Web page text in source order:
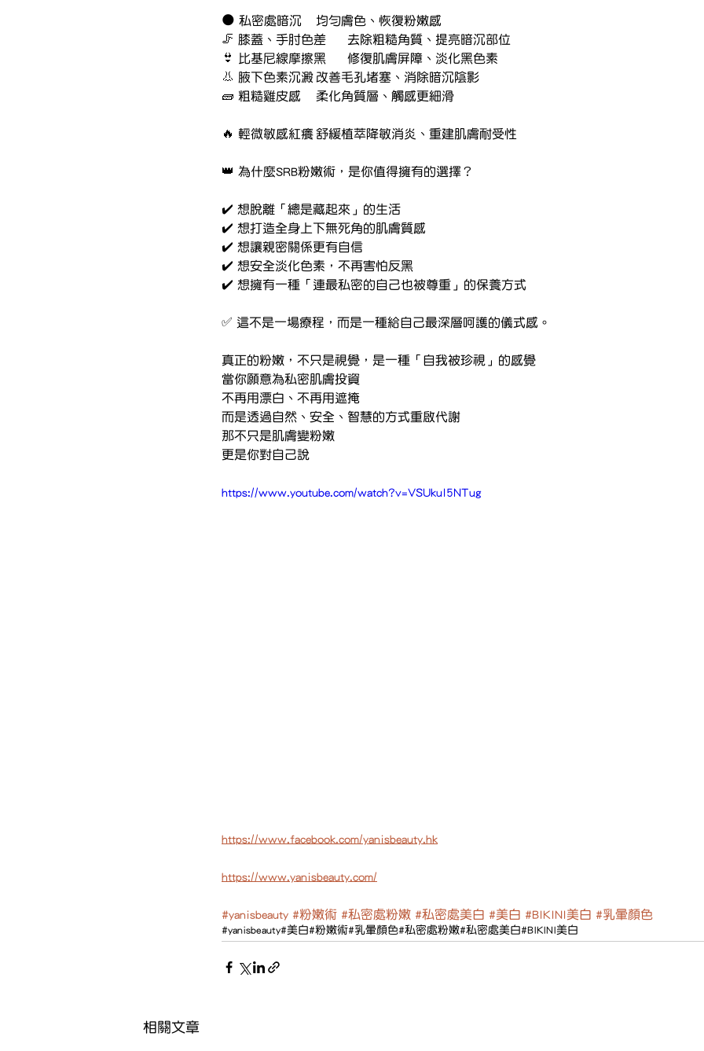
🌑 私密處暗沉	均勻膚色、恢復粉嫩感
🦵 膝蓋、手肘色差	去除粗糙角質、提亮暗沉部位
👙 比基尼線摩擦黑	修復肌膚屏障、淡化黑色素
👃 腋下色素沉澱	改善毛孔堵塞、消除暗沉陰影
🧱 粗糙雞皮感	柔化角質層、觸感更細滑
🔥 輕微敏感紅癢	舒緩植萃降敏消炎、重建肌膚耐受性
👑 為什麼SRB粉嫩術，是你值得擁有的選擇？
✔️ 想脫離「總是藏起來」的生活
✔️ 想打造全身上下無死角的肌膚質感
✔️ 想讓親密關係更有自信
✔️ 想安全淡化色素，不再害怕反黑
✔️ 想擁有一種「連最私密的自己也被尊重」的保養方式
✅ 這不是一場療程，而是一種給自己最深層呵護的儀式感。
真正的粉嫩，不只是視覺，是一種「自我被珍視」的感覺
當你願意為私密肌膚投資
不再用漂白、不再用遮掩
而是透過自然、安全、智慧的方式重啟代謝
那不只是肌膚變粉嫩
更是你對自己說
https://www.youtube.com/watch?v=VSUkul5NTug
https://www.facebook.com/yanisbeauty.hk
https://www.yanisbeauty.com/
#yanisbeauty #粉嫩術 #私密處粉嫩 #私密處美白 #美白 #BIKINI美白 #乳暈顏色
#yanisbeauty#美白#粉嫩術#乳暈顏色#私密處粉嫩#私密處美白#BIKINI美白
相關文章